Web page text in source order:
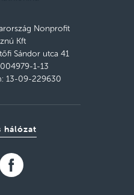
Nonprofit
Kft
Sándor utca 41
1-13
13-09-229630
hálózat